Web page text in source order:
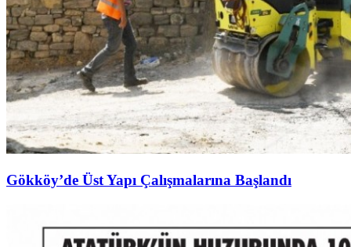
Gökköy’de Üst Yapı Çalışmalarına Başlandı